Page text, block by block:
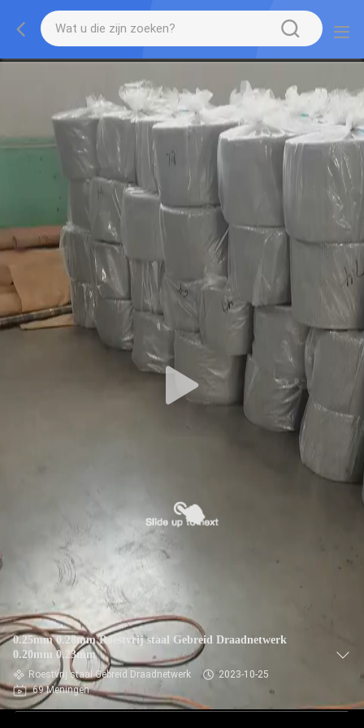
0.25mm 0.28mm Roestvrij staal Gebreid Draadnetwerk
0.20mm 0.23mm
Roestvrij staal Gebreid Draadnetwerk
2023-10-25
69 Meningen